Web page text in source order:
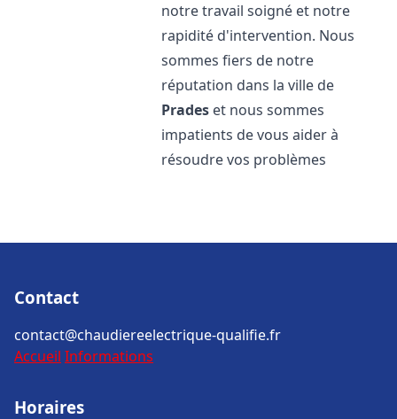
notre travail soigné et notre
rapidité d'intervention. Nous
sommes fiers de notre
réputation dans la ville de
Prades et nous sommes
impatients de vous aider à
résoudre vos problèmes
Contact
contact@chaudiereelectrique-qualifie.fr
Accueil Informations
Horaires